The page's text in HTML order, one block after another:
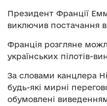
Президент Франції
виключив постачання
Франція розгляне
українських пілотів-
За словами канцлера
будь-які мирні
обумовлені виведенням